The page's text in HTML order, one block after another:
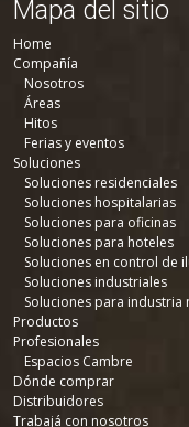
Mapa del sitio
Home
Compañía
Nosotros
Áreas
Hitos
Ferias y eventos
Soluciones
Soluciones residenciales
Soluciones hospitalarias
Soluciones para oficinas
Soluciones para hoteles
Soluciones en control de
Soluciones industriales
Soluciones para industria
Productos
Profesionales
Espacios Cambre
Dónde comprar
Distribuidores
Trabajá con nosotros